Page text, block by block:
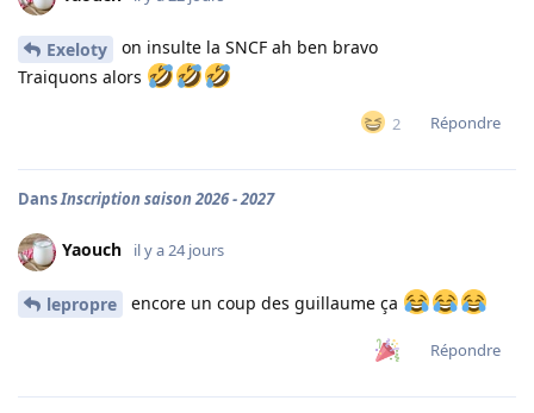
Exeloty
on insulte la SNCF ah ben bravo
Traiquons alors
2 Répondre
DansInscription saison 2026 - 2027
Yaouch il y a 24 jours
lepropre encore un coup des guillaume ça
Répondre